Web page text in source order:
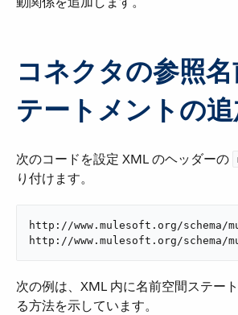
コネクタの参照
テートメントの
次のコードを設定 XML のヘッダーの ​
り付けます。
http://www.mulesoft.org/schema/
http://www.mulesoft.org/schema/
次の例は、XML 内に名前空間ステー
る方法を示しています。